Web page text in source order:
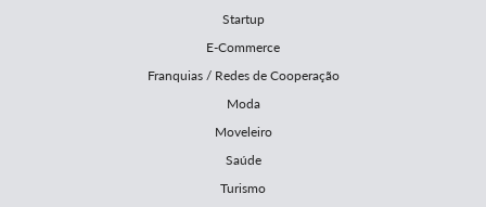
Startup
E-Commerce
Franquias / Redes de Cooperação
Moda
Moveleiro
Saúde
Turismo